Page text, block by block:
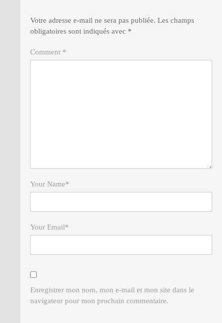
Votre adresse e-mail ne sera pas publiée. Les champs
obligatoires sont indiqués avec *
Comment *
Your Name*
Your Email*
Enregistrer mon nom, mon e-mail et mon site dans le
navigateur pour mon prochain commentaire.